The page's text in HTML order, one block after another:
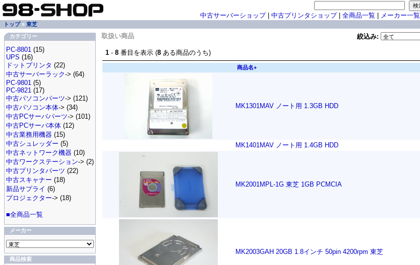
中古サーバーショップ| 中古プリンタショップ| 全商品一覧 メーカー一覧
トップ» 東芝
カテゴリー
PC-8801 (15)
UPS (16)
ドットプリンタ (22)
中古サーバーラック-> (64)
PC-9801 (5)
PC-9821 (17)
中古パソコンパーツ-> (121)
中古パソコン本体-> (34)
中古PCサーバパーツ-> (101)
中古PCサーバ本体 (12)
中古業務用機器 (15)
中古シュレッダー (5)
中古ネットワーク機器 (10)
中古ワークステーション-> (2)
中古プリンタパーツ (22)
中古スキャナー (18)
新品サプライ (6)
プロジェクター-> (18)
■全商品一覧
メーカー
商品検索
取扱い商品 絞込み:
1 - 8 番目を表示 (8 ある商品のうち)
商品名+
MK1301MAV ノート用 1.3GB HDD
MK1401MAV ノート用 1.4GB HDD
MK2001MPL-1G 東芝 1GB PCMCIA
MK2003GAH 20GB 1.8インチ 50pin 4200rpm 東芝